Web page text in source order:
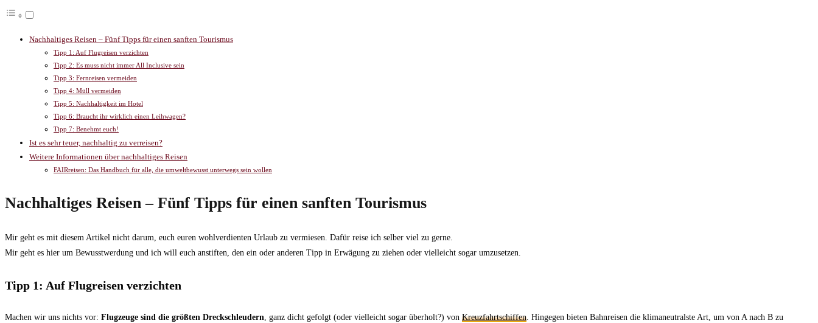
Nachhaltiges Reisen – Fünf Tipps für einen sanften Tourismus
Tipp 1: Auf Flugreisen verzichten
Tipp 2: Es muss nicht immer All Inclusive sein
Tipp 3: Fernreisen vermeiden
Tipp 4: Müll vermeiden
Tipp 5: Nachhaltigkeit im Hotel
Tipp 6: Braucht ihr wirklich einen Leihwagen?
Tipp 7: Benehmt euch!
Ist es sehr teuer, nachhaltig zu verreisen?
Weitere Informationen über nachhaltiges Reisen
FAIRreisen: Das Handbuch für alle, die umweltbewusst unterwegs sein wollen
Nachhaltiges Reisen – Fünf Tipps für einen sanften Tourismus
Mir geht es mit diesem Artikel nicht darum, euch euren wohlverdienten Urlaub zu vermiesen. Dafür reise ich selber viel zu gerne.
Mir geht es hier um Bewusstwerdung und ich will euch anstiften, den ein oder anderen Tipp in Erwägung zu ziehen oder vielleicht sogar umzusetzen.
Tipp 1: Auf Flugreisen verzichten
Machen wir uns nichts vor: Flugzeuge sind die größten Dreckschleudern, ganz dicht gefolgt (oder vielleicht sogar überholt?) von Kreuzfahrtschiffen. Hingegen bieten Bahnreisen die klimaneutralste Art, um von A nach B zu